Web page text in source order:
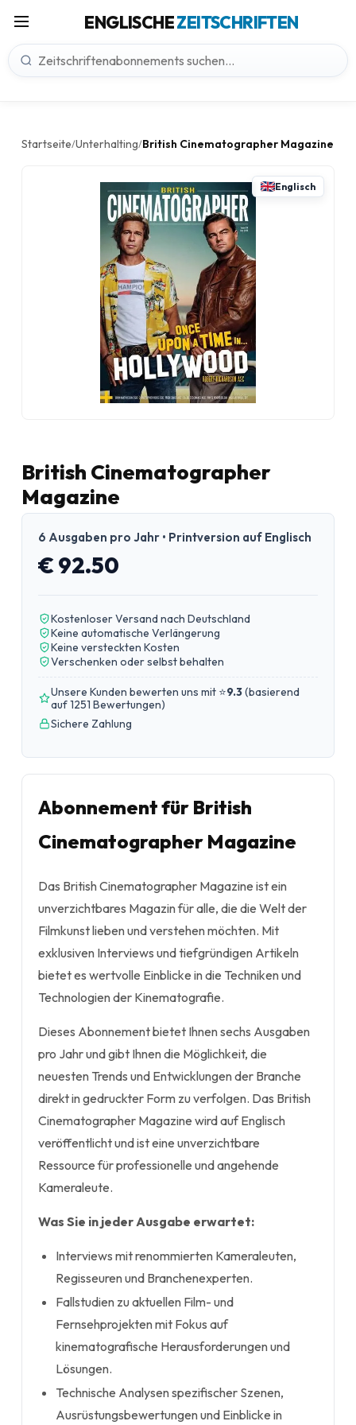
ENGLISCHEZEITSCHRIFTEN
Startseite/Unterhalting/British Cinematographer Magazine
Englisch
British Cinematographer
Magazine
6 Ausgaben pro Jahr • Printversion auf Englisch
€ 92.50
Kostenloser Versand nach Deutschland
Keine automatische Verlängerung
Keine versteckten Kosten
Verschenken oder selbst behalten
Unsere Kunden bewerten uns mit ⭐9.3(basierend
auf 1251 Bewertungen)
Sichere Zahlung
Abonnement für British
Cinematographer Magazine
Das British Cinematographer Magazine ist ein
unverzichtbares Magazin für alle, die die Welt der
Filmkunst lieben und verstehen möchten. Mit
exklusiven Interviews und tiefgründigen Artikeln
bietet es wertvolle Einblicke in die Techniken und
Technologien der Kinematografie.
Dieses Abonnement bietet Ihnen sechs Ausgaben
pro Jahr und gibt Ihnen die Möglichkeit, die
neuesten Trends und Entwicklungen der Branche
direkt in gedruckter Form zu verfolgen. Das British
Cinematographer Magazine wird auf Englisch
veröffentlicht und ist eine unverzichtbare
Ressource für professionelle und angehende
Kameraleute.
Was Sie in jeder Ausgabe erwartet:
Interviews mit renommierten Kameraleuten,
Regisseuren und Branchenexperten.
Fallstudien zu aktuellen Film- und
Fernsehprojekten mit Fokus auf
kinematografische Herausforderungen und
Lösungen.
Technische Analysen spezifischer Szenen,
Ausrüstungsbewertungen und Einblicke in